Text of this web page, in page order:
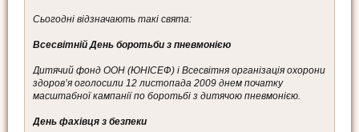
Сьогодні відзначають такі свята:
Всесвітній День боротьби з пневмонією
Дитячий фонд ООН (ЮНІСЕФ) і Всесвітня організація охорони
здоров’я оголосили 12 листопада 2009 днем початку
масштабної кампанії по боротьбі з дитячою пневмонією.
День фахівця з безпеки